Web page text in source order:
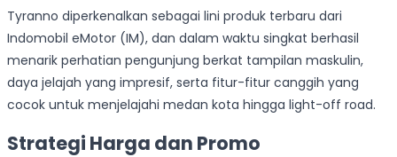
Tyranno diperkenalkan sebagai lini produk terbaru dari
Indomobil eMotor (IM), dan dalam waktu singkat berhasil
menarik perhatian pengunjung berkat tampilan maskulin,
daya jelajah yang impresif, serta fitur-fitur canggih yang
cocok untuk menjelajahi medan kota hingga light-off road.
Strategi Harga dan Promo